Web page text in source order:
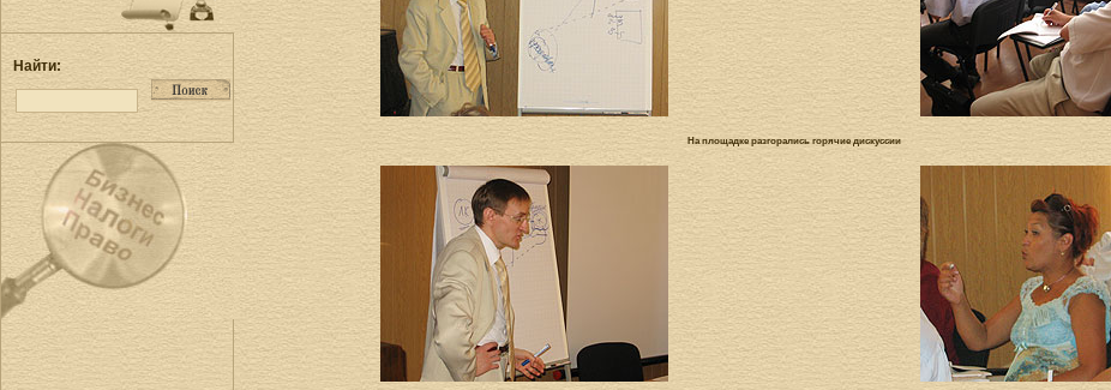
Найти:
На площадке разгорались горячие дискуссии